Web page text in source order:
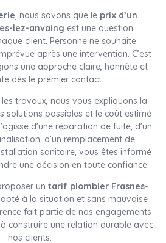
, nous savons que le prix d’un
lez-anvaing est une question
client. Personne ne souhaite
après une intervention. C’est
une approche claire, honnête et
dès le premier contact.
travaux, nous vous expliquons la
solutions possibles et le coût estimé
d’une réparation de fuite, d’un
d’un remplacement de
sanitaire, vous êtes informé
une décision en toute confiance.
un tarif plombier Frasnes-
à la situation et sans mauvaise
fait partie de nos engagements
construire une relation durable avec
nos clients.